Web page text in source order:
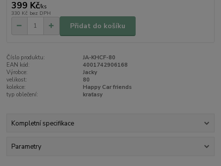
399 Kč/ks
330 Kč bez DPH
Přidat do košíku
Číslo produktu:
JA-KHCF-80
EAN kód:
4001742906168
Výrobce:
Jacky
velikost:
80
kolekce:
Happy Car friends
typ oblečení:
kraťasy
Kompletní specifikace
Parametry